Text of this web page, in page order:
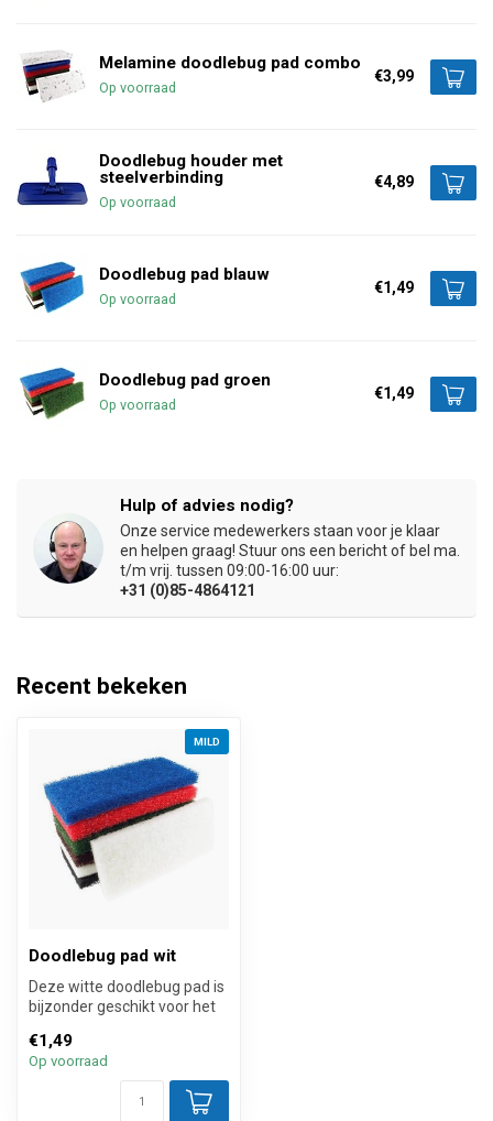
Melamine doodlebug pad combo
Op voorraad
€3,99
Doodlebug houder met
steelverbinding
Op voorraad
€4,89
Doodlebug pad blauw
Op voorraad
€1,49
Doodlebug pad groen
Op voorraad
€1,49
Hulp of advies nodig?
Onze service medewerkers staan voor je klaar
en helpen graag! Stuur ons een bericht of bel ma.
t/m vrij. tussen 09:00-16:00 uur:
+31 (0)85-4864121
Recent bekeken
MILD
Doodlebug pad wit
Deze witte doodlebug pad is
bijzonder geschikt voor het
€1,49
Op voorraad